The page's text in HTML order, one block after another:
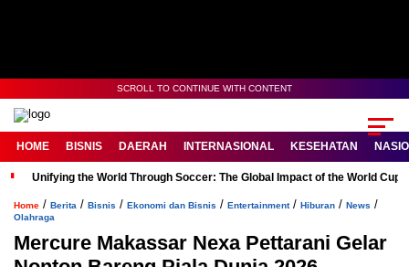
SCROLL TO CONTINUE WITH CONTENT
HOME BISNIS DAERAH INTERNASIONAL KESEHATAN
Unifying the World Through Soccer: The Global Impact of the World Cup
Home / Berita / Bisnis / Ekonomi dan Bisnis / Entertainment/ Hiburan / News /
Olahraga
Mercure Makassar Nexa Pettarani Gelar